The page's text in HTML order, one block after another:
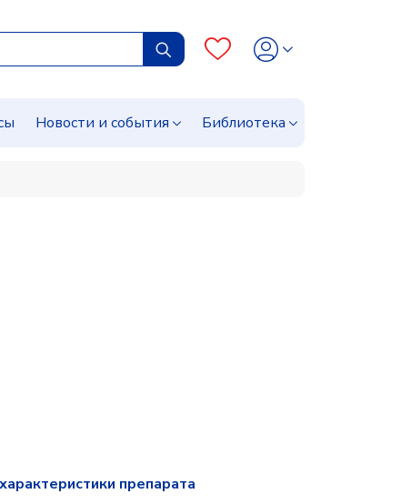
Новости и события Библиотека
препарата